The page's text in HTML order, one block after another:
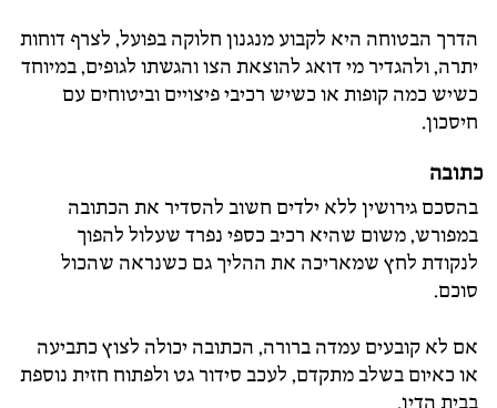
הדרך הבטוחה היא לקבוע מנגנון חלוקה בפועל, לצרף דוחות
יתרה, ולהגדיר מי דואג להוצאת הצו והגשתו לגופים, במיוחד
כשיש כמה קופות או כשיש רכיבי פיצויים וביטוחים עם
חיסכון.
כתובה
בהסכם גירושין ללא ילדים חשוב להסדיר את הכתובה
במפורש, משום שהיא רכיב כספי נפרד שעלול להפוך
לנקודת לחץ שמאריכה את ההליך גם כשנראה שהכול
סוכם.
אם לא קובעים עמדה ברורה, הכתובה יכולה לצוץ כתביעה
או כאיום בשלב מתקדם, לעכב סידור גט ולפתוח חזית נוספת
בבית הדין.